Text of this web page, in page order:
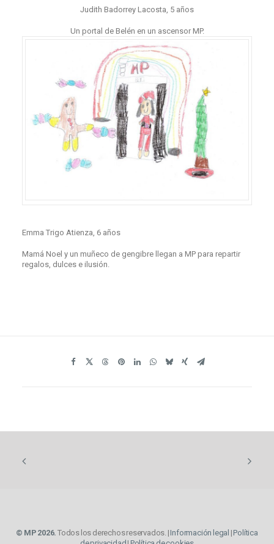
Judith Badorrey Lacosta, 5 años
Un portal de Belén en un ascensor MP.
Emma Trigo Atienza, 6 años
Mamá Noel y un muñeco de gengibre llegan a MP para repartir
regalos, dulces e ilusión.
© MP 2026. Todos los derechos reservados. | Información legal | Política